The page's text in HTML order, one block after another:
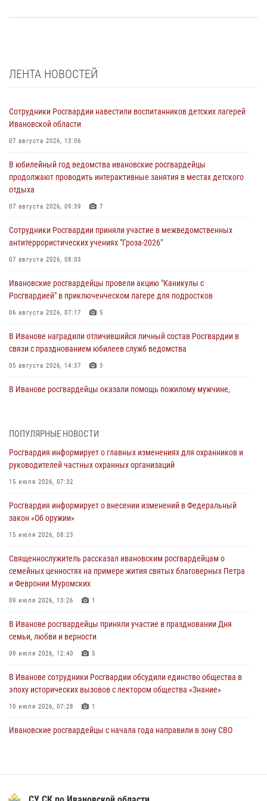
ЛЕНТА НОВОСТЕЙ
Сотрудники Росгвардии навестили воспитанников детских лагерей
Ивановской области
07 августа 2026, 13:06
В юбилейный год ведомства ивановские росгвардейцы
продолжают проводить интерактивные занятия в местах детского
отдыха
07 августа 2026, 09:39 7
Сотрудники Росгвардии приняли участие в межведомственных
антитеррористических учениях "Гроза-2026"
07 августа 2026, 08:03
Ивановские росгвардейцы провели акцию "Каникулы с
Росгвардией" в приключенческом лагере для подростков
06 августа 2026, 07:17 5
В Иванове наградили отличившийся личный состав Росгвардии в
связи с празднованием юбилеев служб ведомства
05 августа 2026, 14:37 3
В Иванове росгвардейцы оказали помощь пожилому мужчине,
торжественных мероприятиях, посвященных празднованию Дня
Воздушно-десантных войск
02 августа 2026, 11:46
Мероприятия в рамках акции «Каникулы с Росгвардией»
продолжаются в Ивановской области
31 июля 2026, 11:08
В Ивановской области при содействии Росгвардии задержаны
подозреваемые в серии автомобильных краж
30 июля 2026, 12:41
празднования Дня Крещения Руси
ПОПУЛЯРНЫЕ НОВОСТИ
Росгвардия информирует о главных изменениях для охранников и
руководителей частных охранных организаций
15 июля 2026, 07:32
Росгвардия информирует о внесении изменений в Федеральный
закон «Об оружии»
15 июля 2026, 08:23
Священнослужитель рассказал ивановским росгвардейцам о
семейных ценностях на примере жития святых благоверных Петра
и Февронии Муромских
09 июля 2026, 13:26 1
В Иванове росгвардейцы приняли участие в праздновании Дня
семьи, любви и верности
09 июля 2026, 12:40 5
В Иванове сотрудники Росгвардии обсудили единство общества в
эпоху исторических вызовов с лектором общества «Знание»
10 июля 2026, 07:28 1
Ивановские росгвардейцы с начала года направили в зону СВО
схожий с гранатой